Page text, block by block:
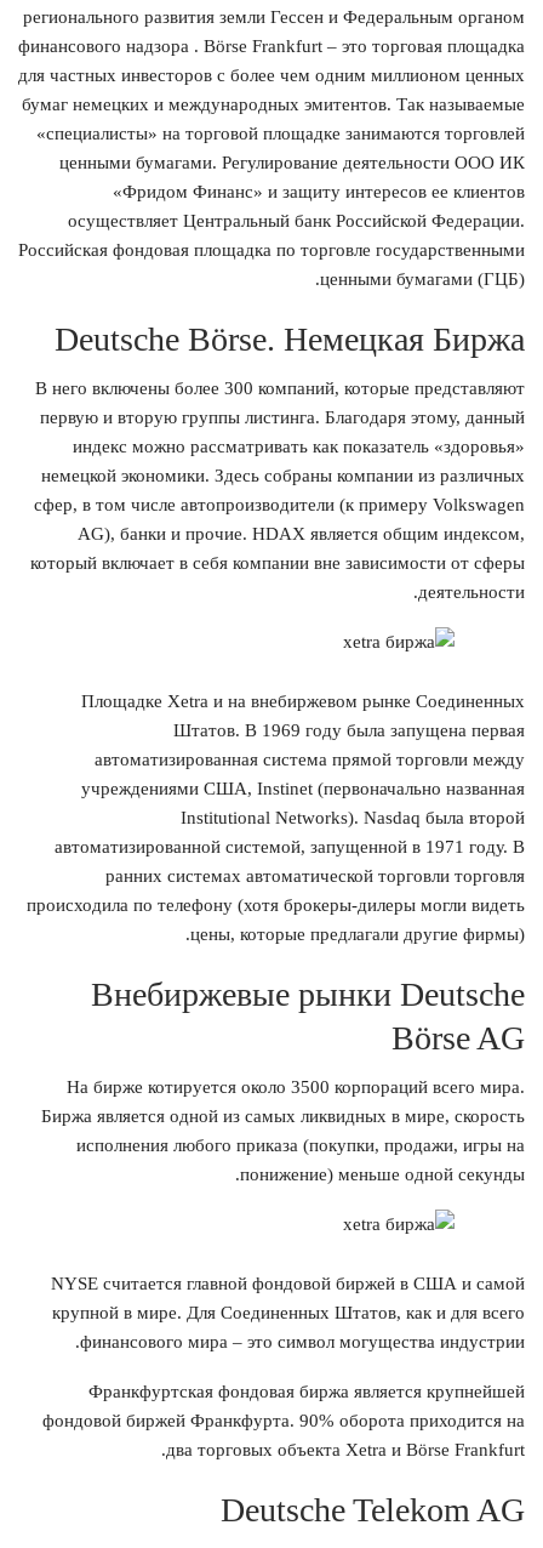
регионального развития земли Гессен и Федеральным органом
финансового надзора . Börse Frankfurt – это торговая площадка
для частных инвесторов с более чем одним миллионом ценных
бумаг немецких и международных эмитентов. Так называемые
«специалисты» на торговой площадке занимаются торговлей
ценными бумагами. Регулирование деятельности ООО ИК
«Фридом Финанс» и защиту интересов ее клиентов
осуществляет Центральный банк Российской Федерации.
Российская фондовая площадка по торговле государственными
ценными бумагами (ГЦБ).
Deutsche Börse. Немецкая Биржа
В него включены более 300 компаний, которые представляют
первую и вторую группы листинга. Благодаря этому, данный
индекс можно рассматривать как показатель «здоровья»
немецкой экономики. Здесь собраны компании из различных
сфер, в том числе автопроизводители (к примеру Volkswagen
AG), банки и прочие. HDAX является общим индексом,
который включает в себя компании вне зависимости от сферы
деятельности.
Площадке Xetra и на внебиржевом рынке Соединенных
Штатов. В 1969 году была запущена первая
автоматизированная система прямой торговли между
учреждениями США, Instinet (первоначально названная
Institutional Networks). Nasdaq была второй
автоматизированной системой, запущенной в 1971 году. В
ранних системах автоматической торговли торговля
происходила по телефону (хотя брокеры-дилеры могли видеть
цены, которые предлагали другие фирмы).
Внебиржевые рынки Deutsche
Börse AG
На бирже котируется около 3500 корпораций всего мира.
Биржа является одной из самых ликвидных в мире, скорость
исполнения любого приказа (покупки, продажи, игры на
понижение) меньше одной секунды.
NYSE считается главной фондовой биржей в США и самой
крупной в мире. Для Соединенных Штатов, как и для всего
финансового мира – это символ могущества индустрии.
Франкфуртская фондовая биржа является крупнейшей
фондовой биржей Франкфурта. 90% оборота приходится на
два торговых объекта Xetra и Börse Frankfurt.
Deutsche Telekom AG